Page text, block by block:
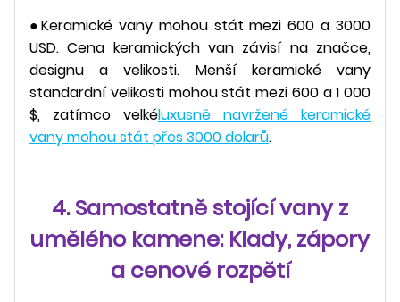
●Keramické vany mohou stát mezi 600 a 3000
USD. Cena keramických van závisí na značce,
designu a velikosti. Menší keramické vany
standardní velikosti mohou stát mezi 600 a 1 000
$, zatímco velkéluxusně navržené keramické
vany mohou stát přes 3000 dolarů.
4. Samostatně stojící vany z
umělého kamene: Klady, zápory
a cenové rozpětí